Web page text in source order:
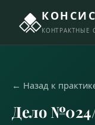
КОНСИС
КОНТРАКТНЫЕ
← Назад к
Дело